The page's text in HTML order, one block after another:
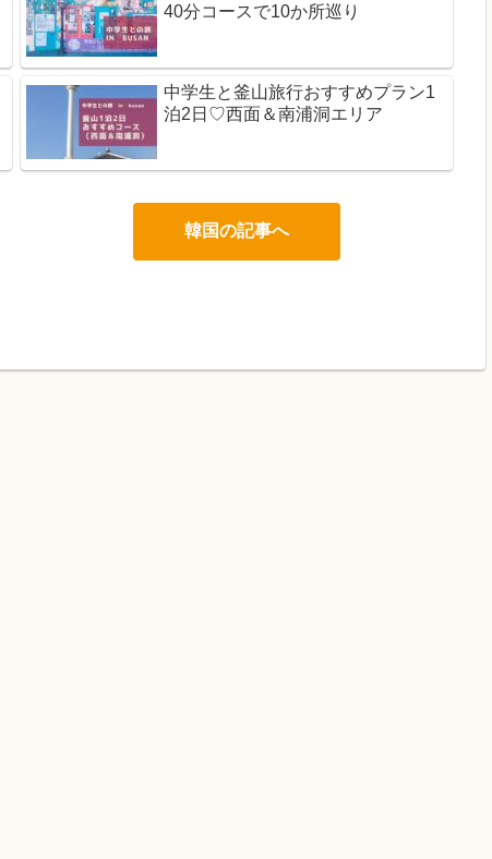
40分コースで10か所巡り
中学生と釜山旅行おすすめプラン1
泊2日♡西面＆南浦洞エリア
韓国の記事へ